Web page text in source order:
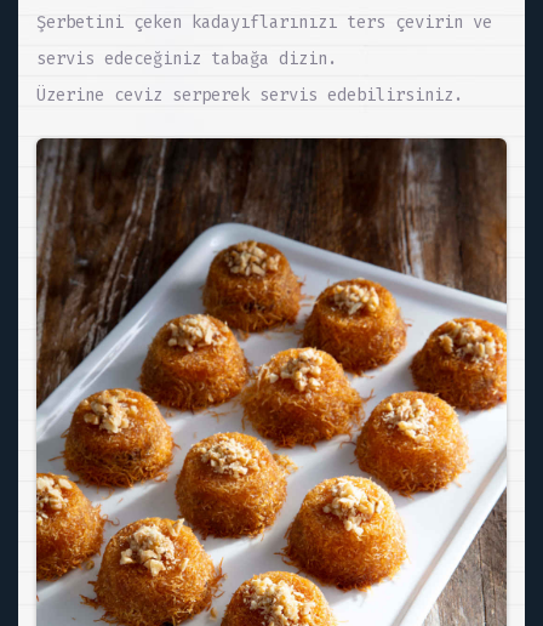
Şerbetini çeken kadayıflarınızı ters çevirin ve
servis edeceğiniz tabağa dizin.
Üzerine ceviz serperek servis edebilirsiniz.